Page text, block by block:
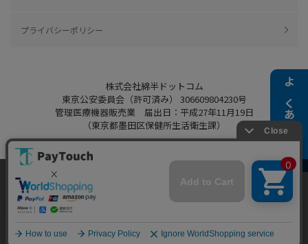
よくある質問
プライバシーポリシー
株式会社綿半ドットコム
東京公安委員会（許可済み） 306609804230号
管理医療機器販売業 届出日：平成27年11月19日
（東京都墨田区保健所生活衛生課）
Copyright 2022
Powered by Watahan Partners Co., Ltd.
当ウェブサイトでは、お客様により良いサービス
をご提供するため、クッキーを利用しています。
サイト利用を継続することにより、クッキーの使
細はこちら」をご覧ください。
同意する